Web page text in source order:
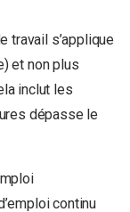
travail s’applique
et non plus
inclut les
dépasse le
continu